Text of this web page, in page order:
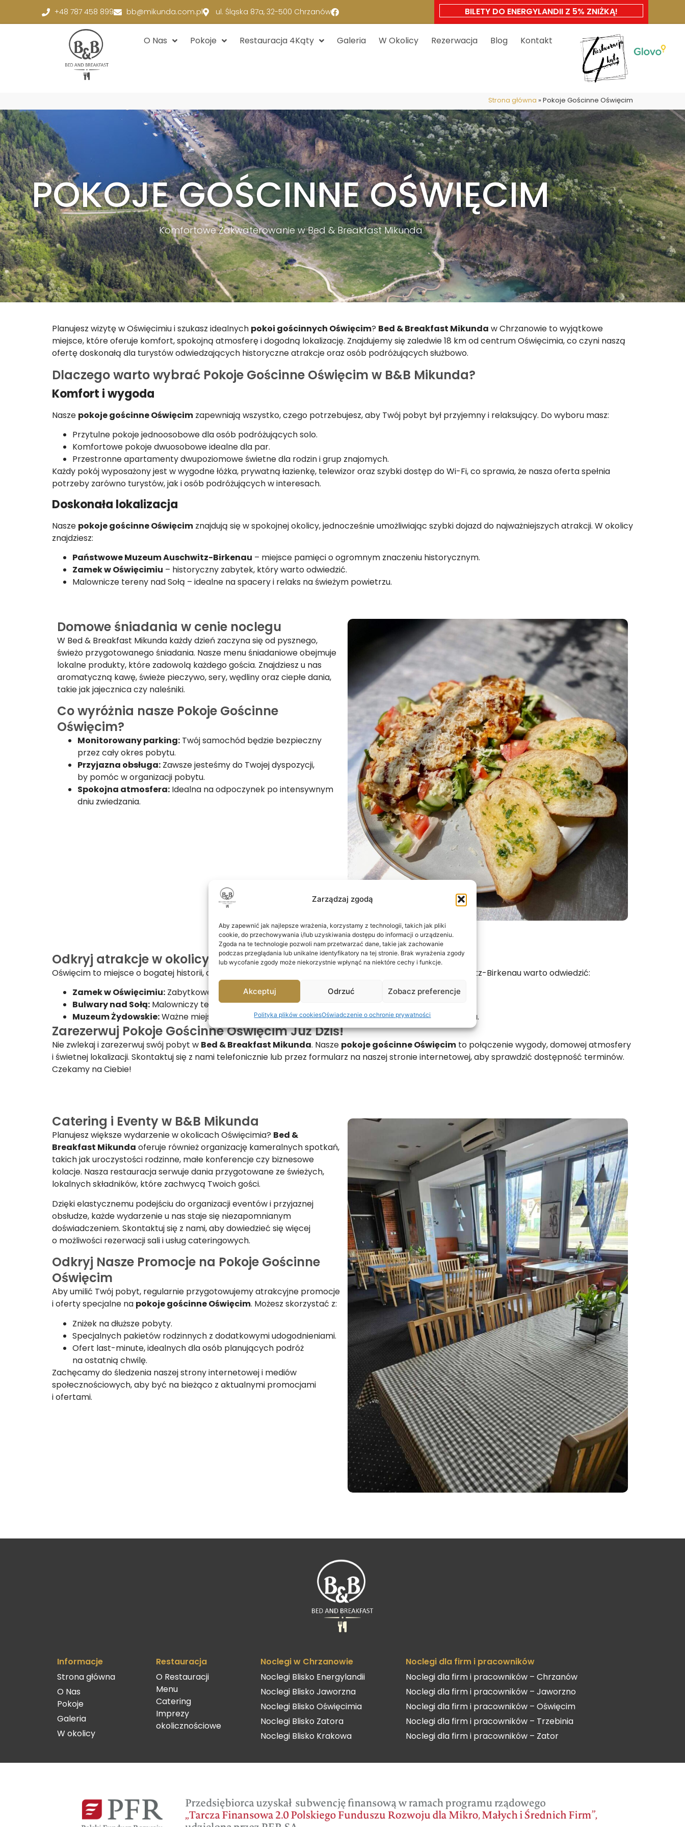
Zarządzaj zgodą
Aby zapewnić jak najlepsze wrażenia, korzystamy z technologii, takich jak pliki
cookie, do przechowywania i/lub uzyskiwania dostępu do informacji o urządzeniu.
Zgoda na te technologie pozwoli nam przetwarzać dane, takie jak zachowanie
podczas przeglądania lub unikalne identyfikatory na tej stronie. Brak wyrażenia zgody
lub wycofanie zgody może niekorzystnie wpłynąć na niektóre cechy i funkcje.
Akceptuj Odrzuć Zobacz preferencje
Polityka plików cookiesOświadczenie o ochronie prywatności
+48 787 458 899 bb@mikunda.com.pl ul. Śląska 87a, 32-500 Chrzanów BILETY DO ENERGYLANDII Z 5% ZNIŻKĄ!
O Nas Pokoje Restauracja 4Kąty Galeria W Okolicy Rezerwacja Blog Kontakt
Strona główna »Pokoje Gościnne Oświęcim
POKOJE GOŚCINNE OŚWIĘCIM
Komfortowe Zakwaterowanie w Bed & Breakfast Mikunda
Planujesz wizytę w Oświęcimiu i szukasz idealnych pokoi gościnnych Oświęcim? Bed & Breakfast Mikunda w Chrzanowie to wyjątkowe
miejsce, które oferuje komfort, spokojną atmosferę i dogodną lokalizację. Znajdujemy się zaledwie 18 km od centrum Oświęcimia, co czyni naszą
ofertę doskonałą dla turystów odwiedzających historyczne atrakcje oraz osób podróżujących służbowo.
Dlaczego warto wybrać Pokoje Gościnne Oświęcim w B&B Mikunda?
Komfort i wygoda
Nasze pokoje gościnne Oświęcim zapewniają wszystko, czego potrzebujesz, aby Twój pobyt był przyjemny i relaksujący. Do wyboru masz:
Przytulne pokoje jednoosobowe dla osób podróżujących solo.
Komfortowe pokoje dwuosobowe idealne dla par.
Przestronne apartamenty dwupoziomowe świetne dla rodzin i grup znajomych.
Każdy pokój wyposażony jest w wygodne łóżka, prywatną łazienkę, telewizor oraz szybki dostęp do Wi-Fi, co sprawia, że nasza oferta spełnia
potrzeby zarówno turystów, jak i osób podróżujących w interesach.
Doskonała lokalizacja
Nasze pokoje gościnne Oświęcim znajdują się w spokojnej okolicy, jednocześnie umożliwiając szybki dojazd do najważniejszych atrakcji. W okolicy
znajdziesz:
Państwowe Muzeum Auschwitz-Birkenau – miejsce pamięci o ogromnym znaczeniu historycznym.
Zamek w Oświęcimiu – historyczny zabytek, który warto odwiedzić.
Malownicze tereny nad Sołą – idealne na spacery i relaks na świeżym powietrzu.
Domowe śniadania w cenie noclegu
W Bed & Breakfast Mikunda każdy dzień zaczyna się od pysznego,
świeżo przygotowanego śniadania. Nasze menu śniadaniowe obejmuje
lokalne produkty, które zadowolą każdego gościa. Znajdziesz u nas
aromatyczną kawę, świeże pieczywo, sery, wędliny oraz ciepłe dania,
takie jak jajecznica czy naleśniki.
Co wyróżnia nasze Pokoje Gościnne
Oświęcim?
Monitorowany parking: Twój samochód będzie bezpieczny
przez cały okres pobytu.
Przyjazna obsługa: Zawsze jesteśmy do Twojej dyspozycji,
by pomóc w organizacji pobytu.
Spokojna atmosfera: Idealna na odpoczynek po intensywnym
dniu zwiedzania.
Odkryj atrakcje w okolicy Oświęcimia
Oświęcim to miejsce o bogatej historii, ale także z wieloma atrakcjami dla turystów. Poza Muzeum Auschwitz-Birkenau warto odwiedzić:
Zamek w Oświęcimiu: Zabytkowe miejsce z pięknymi widokami na miasto.
Bulwary nad Sołą: Malowniczy teren spacerowy, idealny na relaks.
Muzeum Żydowskie:Ważne miejsce przypominające o historii społeczności żydowskiej w Oświęcimiu.
Zarezerwuj Pokoje Gościnne Oświęcim Już Dziś!
Nie zwlekaj i zarezerwuj swój pobyt w Bed & Breakfast Mikunda. Nasze pokoje gościnne Oświęcim to połączenie wygody, domowej atmosfery
i świetnej lokalizacji. Skontaktuj się z nami telefonicznie lub przez formularz na naszej stronie internetowej, aby sprawdzić dostępność terminów.
Czekamy na Ciebie!
Catering i Eventy w B&B Mikunda
Planujesz większe wydarzenie w okolicach Oświęcimia? Bed &
Breakfast Mikunda oferuje również organizację kameralnych spotkań,
takich jak uroczystości rodzinne, małe konferencje czy biznesowe
kolacje. Nasza restauracja serwuje dania przygotowane ze świeżych,
lokalnych składników, które zachwycą Twoich gości.
Dzięki elastycznemu podejściu do organizacji eventów i przyjaznej
obsłudze, każde wydarzenie u nas staje się niezapomnianym
doświadczeniem. Skontaktuj się z nami, aby dowiedzieć się więcej
o możliwości rezerwacji sali i usług cateringowych.
Odkryj Nasze Promocje na Pokoje Gościnne
Oświęcim
Aby umilić Twój pobyt, regularnie przygotowujemy atrakcyjne promocje
i oferty specjalne na pokoje gościnne Oświęcim. Możesz skorzystać z:
Zniżek na dłuższe pobyty.
Specjalnych pakietów rodzinnych z dodatkowymi udogodnieniami.
Ofert last-minute, idealnych dla osób planujących podróż
na ostatnią chwilę.
Zachęcamy do śledzenia naszej strony internetowej i mediów
społecznościowych, aby być na bieżąco z aktualnymi promocjami
i ofertami.
Informacje
Strona główna
O Nas
Pokoje
Galeria
W okolicy
Restauracja
O Restauracji
Menu
Catering
Imprezy
okolicznościowe
Noclegi w Chrzanowie
Noclegi Blisko Energylandii
Noclegi Blisko Jaworzna
Noclegi Blisko Oświęcimia
Noclegi Blisko Zatora
Noclegi Blisko Krakowa
Noclegi dla firm i pracowników
Noclegi dla firm i pracowników – Chrzanów
Noclegi dla firm i pracowników – Jaworzno
Noclegi dla firm i pracowników – Oświęcim
Noclegi dla firm i pracowników – Trzebinia
Noclegi dla firm i pracowników – Zator